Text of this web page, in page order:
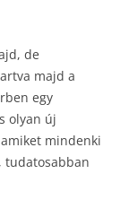
de
majd a
egy
olyan új
mindenki
tudatosabban